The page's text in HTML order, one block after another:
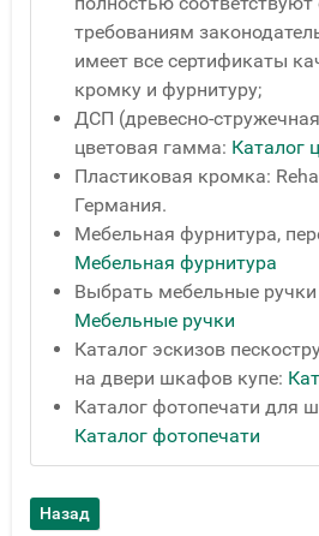
требованиям
имеет все сертификаты
кромку и фурнитуру;
ДСП (древесно-
цветовая гамма: Каталог
Пластиковая кромка:
Германия.
Мебельная фурнитура,
Мебельная фурнитура
Выбрать мебельные
Мебельные ручки
Каталог эскизов
на двери шкафов купе:
Каталог фотопечати для
Каталог фотопечати